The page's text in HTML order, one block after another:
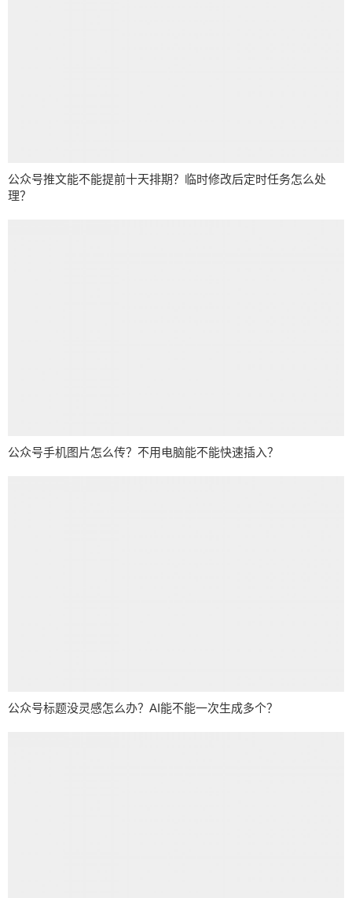
公众号推文能不能提前十天排期？临时修改后定时任务怎么处
理？
公众号手机图片怎么传？不用电脑能不能快速插入？
公众号标题没灵感怎么办？AI能不能一次生成多个？